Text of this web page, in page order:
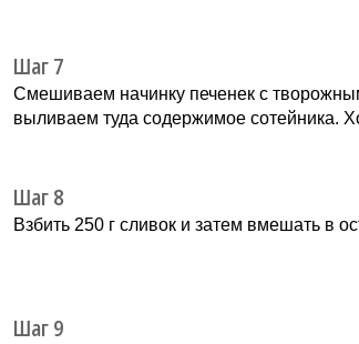
Шаг 7
Смешиваем начинку печенек с
выливаем туда содержимое сотейника.
Шаг 8
Взбить 250 г сливок и затем вмешать в
Шаг 9